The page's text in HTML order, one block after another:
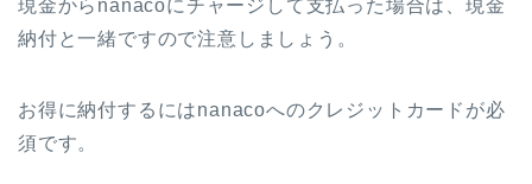
現金からnanacoにチャージして支払った場合は、現金
納付と一緒ですので注意しましょう。
お得に納付するにはnanacoへのクレジットカードが必
須です。